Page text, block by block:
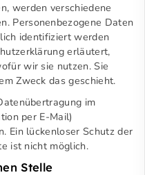
werden verschiedene
Personenbezogene Daten
identifiziert werden
erläutert,
wir sie nutzen. Sie
Zweck das geschieht.
im
per E-Mail)
Ein lückenloser Schutz der
ist nicht möglich.
Stelle